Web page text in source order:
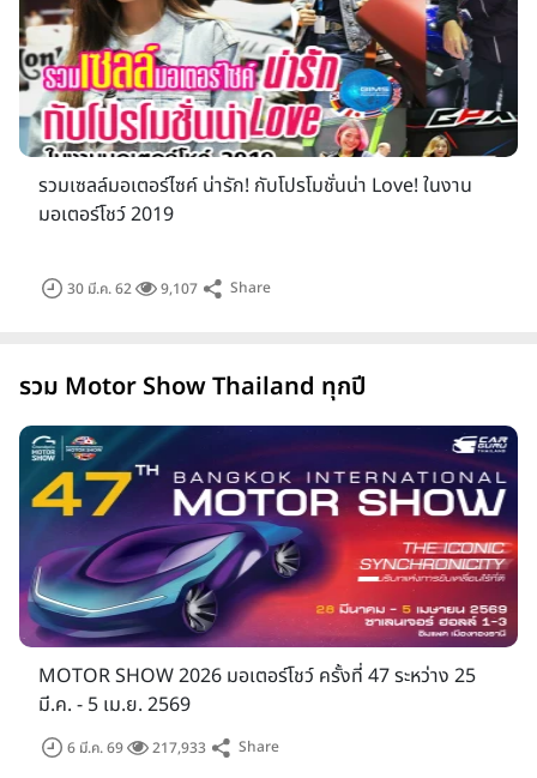
เติมwww.bangkok-motorshow.com
แนวคิด : สุนทรียภาพทางอารมณ์ (Enjoyment Of
Automobiles)
บางกอก อินเตอร์เนชั่นแนล มอเตอร์โชว์ 2019 หรือ Bangkok
International Motor Show 2019 หรือ มอเตอร์โชว์ครั้งที่ 40
ที่กำลังจะมาถึงนี้อาจจะแปลกตากับโลโก้ของงานที่ได้มีการปรับ
เปลี่ยนโลโก้ให้ทันสมัยยิ่งขึ้น โดยงานในปีนี้มาภายใต้คอนเซปต์
Automobiles" กระตุ้นความเร้าใจในรสสัมผัสแห่งความ
อันคล่องแคล่ว ด้วยอุปกรณ์สร้างความสะดวกสบายต่าง ๆ ของ
เทคโนโลยียานยนต์ สร้างประสบการณ์ที่มีระดับ และอัจฉริยะกว่าที่
เคย
รวมเซลล์มอเตอร์ไซค์ น่ารัก! กับโปรโมชั่นน่า Love! ในงาน
มอเตอร์โชว์ 2019
30 มี.ค. 62 9,107 Share
รวม Motor Show Thailand ทุกปี
MOTOR SHOW 2026 มอเตอร์โชว์ ครั้งที่ 47 ระหว่าง 25
มี.ค. - 5 เม.ย. 2569
6 มี.ค. 69 217,933 Share